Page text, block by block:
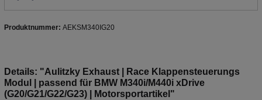
Produktnummer: AEKSM340IG20
Details: "Aulitzky Exhaust | Race Klappensteuerungs
Modul | passend für BMW M340i/M440i xDrive
(G20/G21/G22/G23) | Motorsportartikel"